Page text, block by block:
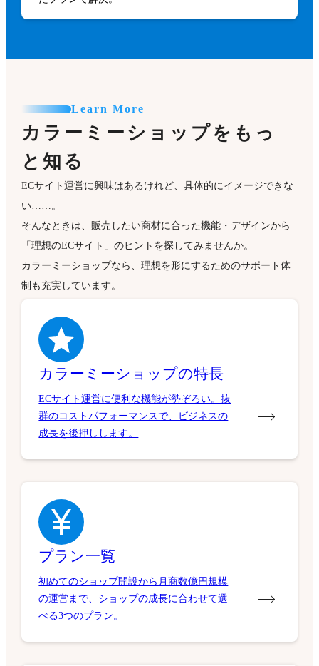
Learn More
カラーミーショップをもっ
と知る
ECサイト運営に興味はあるけれど、具体的にイメージできな
い……。
そんなときは、販売したい商材に合った機能・デザインから
「理想のECサイト」のヒントを探してみませんか。
カラーミーショップなら、理想を形にするためのサポート体
制も充実しています。
カラーミーショップの特長
ECサイト運営に便利な機能が勢ぞろい。抜
群のコストパフォーマンスで、ビジネスの
成長を後押しします。
プラン一覧
初めてのショップ開設から月商数億円規模
の運営まで、ショップの成長に合わせて選
べる3つのプラン。